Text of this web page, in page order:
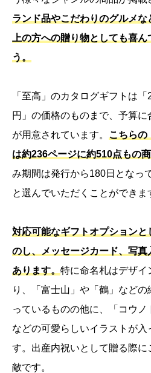
ランド品やこだわりのグルメな
上の方への贈り物としても喜
う。
「至高」のカタログギフトは「
円」の価格のものまで、予算に
が用意されています。 こちらの
は約236ページに約510点もの商
み期間は発行から180日となっ
と選んでいただくことができま
対応可能なギフトオプション
のし、メッセージカード、写
あります。 特に命名札はデザイ
り、「富士山」や「鶴」など
っているものの他に、「コウノ
などの可愛らしいイラストが入
す。出産内祝いとして贈る際
敵です。